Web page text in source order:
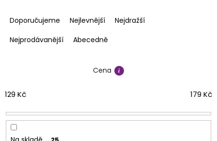
a
e
o
u
Doporučujeme Nejlevnější
Nejdražší
Nejprodávanější
Abecedně
Cena
129 Kč 179 Kč